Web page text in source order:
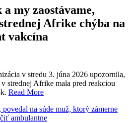
my zaostávame,
Afrike chýba na
vakcína
v stredu 3. júna 2026 upozornila,
strednej Afrike mala pred reakciou
Read More
povedal na súde muž, ktorý zámerne
ambulantne